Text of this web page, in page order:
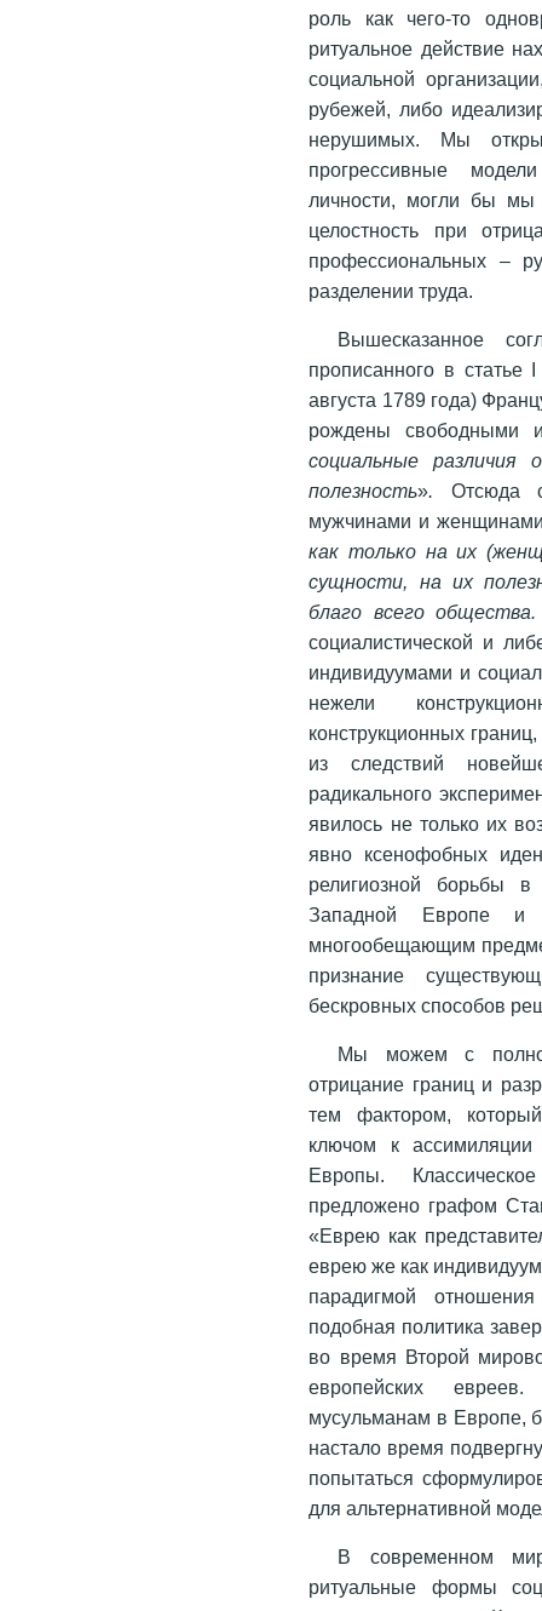
роль как чего-то
ритуальное действие
социальной
рубежей, либо
нерушимых. Мы
прогрессивные
личности, могли бы мы
целостность при
профессиональных –
разделении труда.
Вышесказанное
прописанного в статье
августа 1789 года)
рождены свободными
социальные
полезность». Отсюда
мужчинами и
как только на их
сущности, на их
благо всего
социалистической и
индивидуумами и
нежели
конструкционных
из следствий
радикального
явилось не только их
явно ксенофобных
религиозной борьбы в
Западной Европе и
многообещающим
признание
бескровных способов
Мы можем с
отрицание границ и
тем фактором,
ключом к ассимиляции
Европы.
предложено графом
«Еврею как
еврею же как
парадигмой
подобная политика
во время Второй
европейских
мусульманам в Европе,
настало время
попытаться
для альтернативной
В современном
ритуальные формы